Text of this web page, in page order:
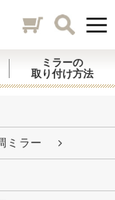
ミラーの
取り付け方法
ミラー